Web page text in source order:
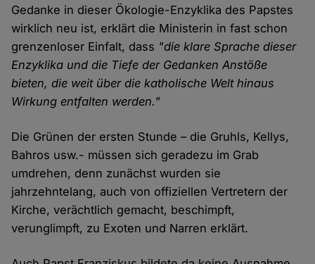
Gedanke in dieser Ökologie-Enzyklika des Papstes
wirklich neu ist, erklärt die Ministerin in fast schon
grenzenloser Einfalt, dass "die klare Sprache dieser
Enzyklika und die Tiefe der Gedanken Anstöße
bieten, die weit über die katholische Welt hinaus
Wirkung entfalten werden."
Die Grünen der ersten Stunde – die Gruhls, Kellys,
Bahros usw.- müssen sich geradezu im Grab
umdrehen, denn zunächst wurden sie
jahrzehntelang, auch von offiziellen Vertretern der
Kirche, verächtlich gemacht, beschimpft,
verunglimpft, zu Exoten und Narren erklärt.